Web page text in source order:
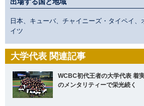
日本、キューバ、チャイニーズ・タイペイ、
イツ
大学代表 関連記事
WCBC初代王者の大学代表 着
のメンタリティーで栄光続く